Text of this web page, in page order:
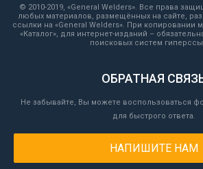
© 2010-2019, «General Welders». Все права
любых материалов, размещённых на сайте,
ссылки на «General Welders». При копировании
«Каталог», для интернет-изданий –
поисковых систем
ОБРАТНАЯ
Не забывайте, Вы можете воспользоваться
для быстрого ответа.
НАПИШИТЕ НАМ